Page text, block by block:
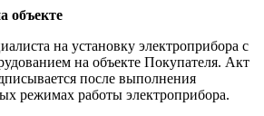
объекте
на установку электроприбора с
на объекте Покупателя. Акт
после выполнения
режимах работы электроприбора.